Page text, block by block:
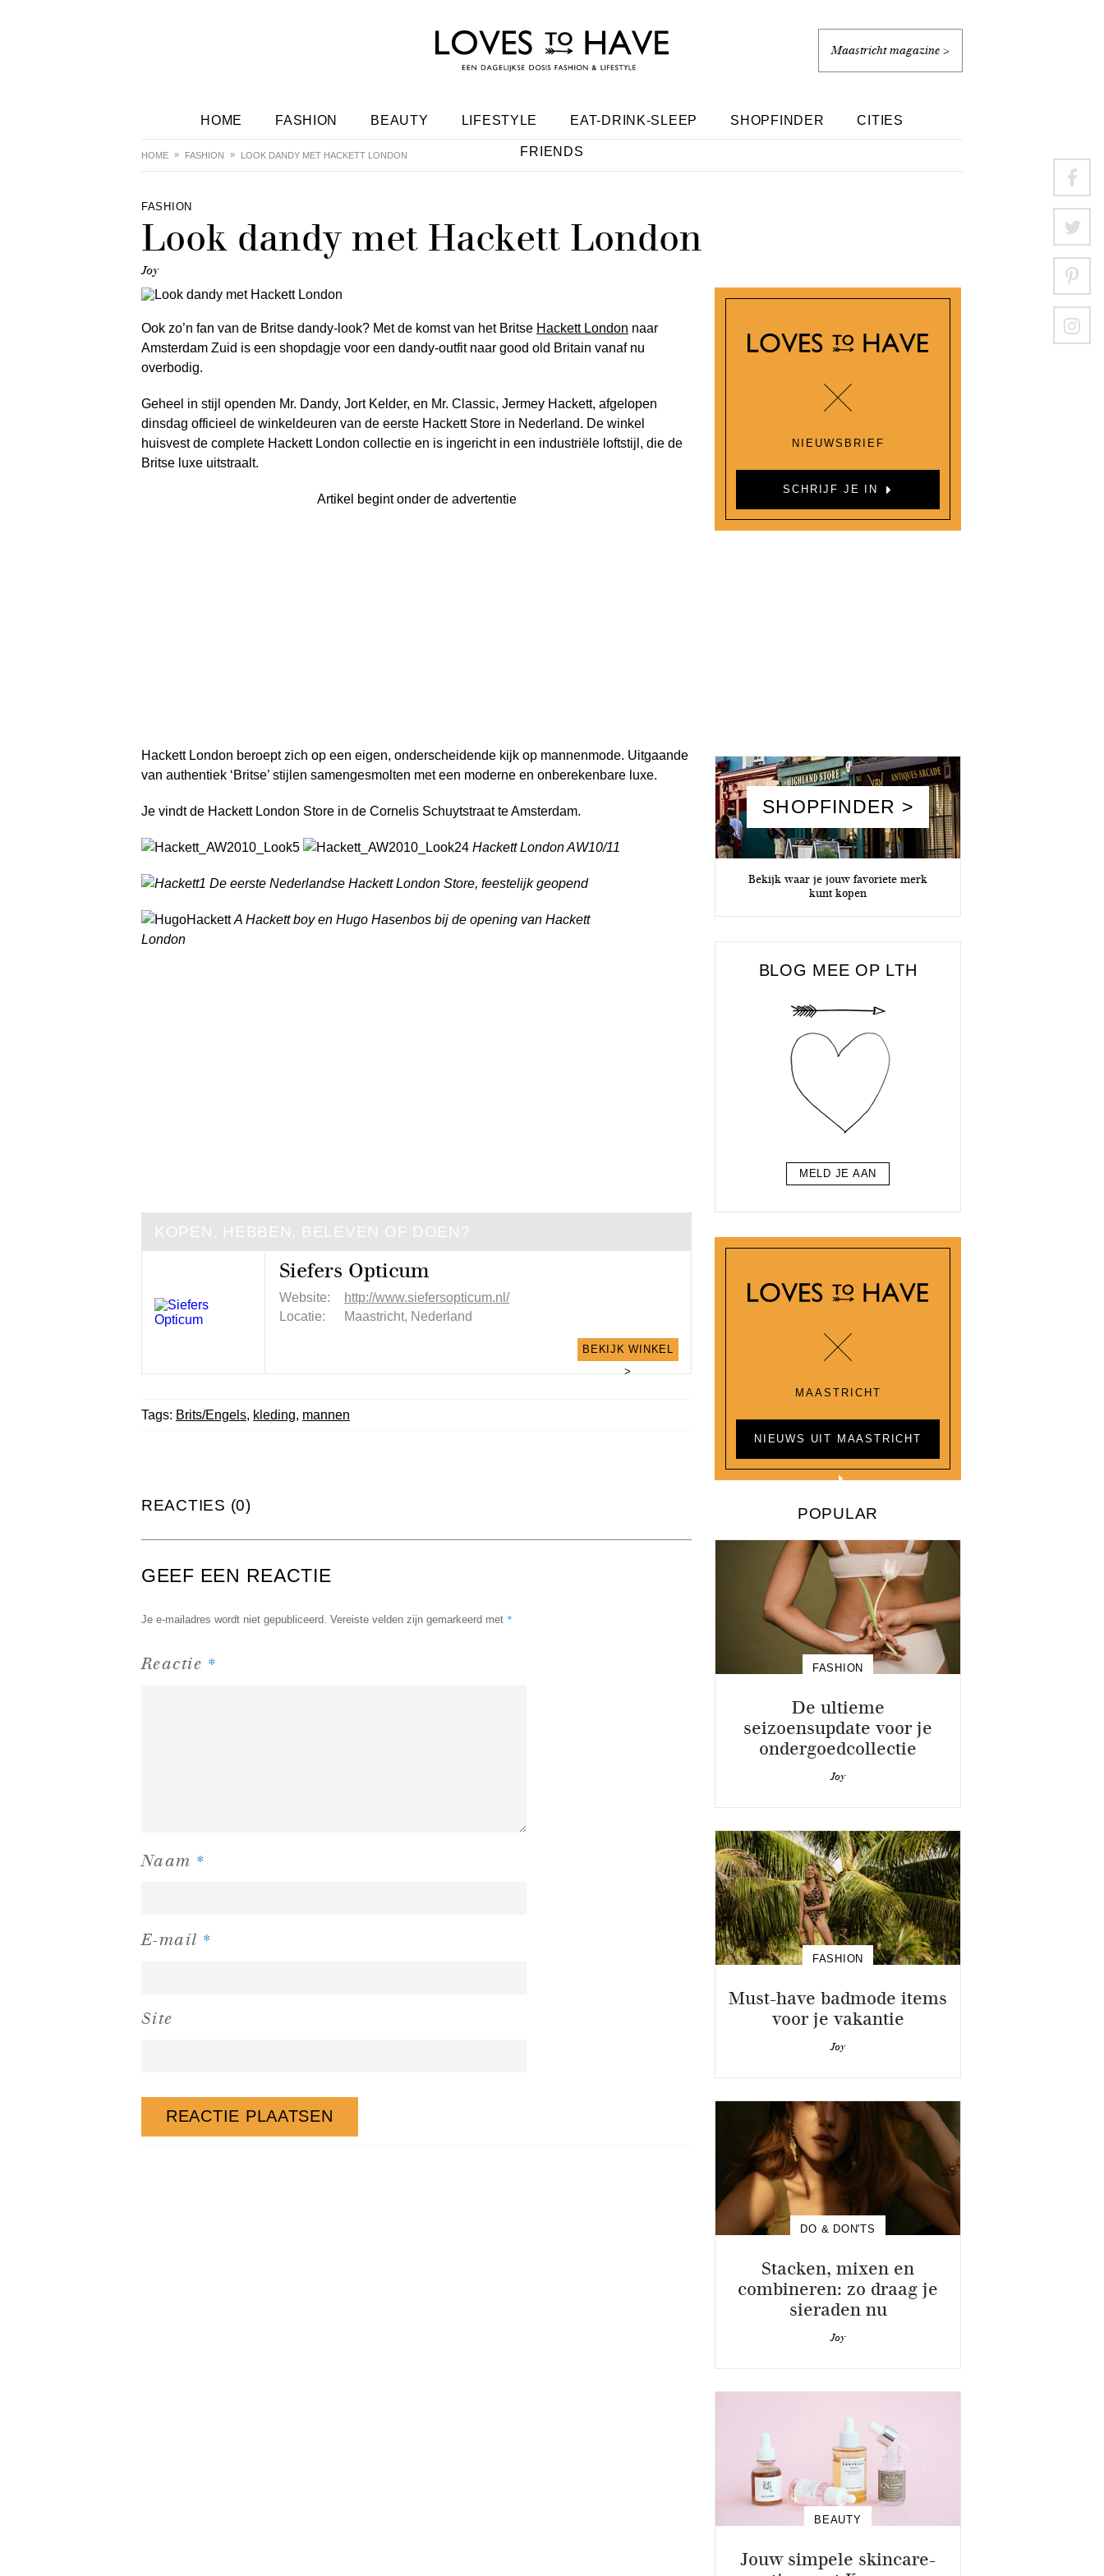
Maastricht magazine >
HOME FASHION BEAUTY LIFESTYLE EAT-DRINK-SLEEP SHOPFINDER CITIES
FRIENDS
HOME FASHION LOOK DANDY MET HACKETT LONDON
FASHION
Look dandy met Hackett London
Joy
Ook zo’n fan van de Britse dandy-look? Met de komst van het Britse Hackett London naar
Amsterdam Zuid is een shopdagje voor een dandy-outfit naar good old Britain vanaf nu
overbodig.
Geheel in stijl openden Mr. Dandy, Jort Kelder, en Mr. Classic, Jermey Hackett, afgelopen
dinsdag officieel de winkeldeuren van de eerste Hackett Store in Nederland. De winkel
huisvest de complete Hackett London collectie en is ingericht in een industriële loftstijl, die de
Britse luxe uitstraalt.
Artikel begint onder de advertentie
Hackett London beroept zich op een eigen, onderscheidende kijk op mannenmode. Uitgaande
van authentiek ‘Britse’ stijlen samengesmolten met een moderne en onberekenbare luxe.
Je vindt de Hackett London Store in de Cornelis Schuytstraat te Amsterdam.
Hackett London AW10/11
De eerste Nederlandse Hackett London Store, feestelijk geopend
A Hackett boy en Hugo Hasenbos bij de opening van Hackett
London
KOPEN, HEBBEN, BELEVEN OF DOEN?
Siefers Opticum
Website:
http://www.siefersopticum.nl/
Locatie:
Maastricht, Nederland
BEKIJK WINKEL
>
Tags: Brits/Engels, kleding, mannen
REACTIES (0)
GEEF EEN REACTIE
Je e-mailadres wordt niet gepubliceerd. Vereiste velden zijn gemarkeerd met *
Reactie *
Naam *
E-mail *
Site
NIEUWSBRIEF
SCHRIJF JE IN
SHOPFINDER >
Bekijk waar je jouw favoriete merk
kunt kopen
BLOG MEE OP LTH
MELD JE AAN
MAASTRICHT
NIEUWS UIT MAASTRICHT
POPULAR
FASHION
De ultieme
seizoensupdate voor je
ondergoedcollectie
Joy
FASHION
Must-have badmode items
voor je vakantie
Joy
DO & DON'TS
Stacken, mixen en
combineren: zo draag je
sieraden nu
Joy
BEAUTY
Jouw simpele skincare-